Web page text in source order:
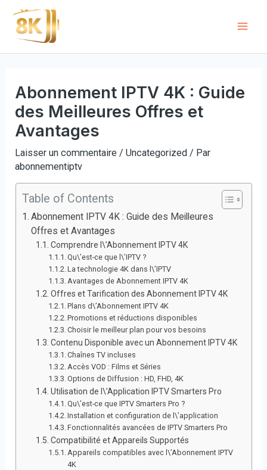
contenu
Abonnement IPTV 4K : Guide
des Meilleures Offres et
Avantages
Laisser un commentaire /Uncategorized / Par
abonnementiptv
Table of Contents
Abonnement IPTV 4K : Guide des Meilleures
Offres et Avantages
Comprendre l\’Abonnement IPTV 4K
Qu\’est-ce que l\’IPTV ?
La technologie 4K dans l\’IPTV
Avantages de Abonnement IPTV 4K
Offres et Tarification des Abonnement IPTV 4K
Plans d\’Abonnement IPTV 4K
Promotions et réductions disponibles
Choisir le meilleur plan pour vos besoins
Contenu Disponible avec un Abonnement IPTV 4K
Chaînes TV incluses
Accès VOD : Films et Séries
Options de Diffusion : HD, FHD, 4K
Utilisation de l\’Application IPTV Smarters Pro
Qu\’est-ce que IPTV Smarters Pro ?
Installation et configuration de l\’application
Fonctionnalités avancées de IPTV Smarters Pro
Compatibilité et Appareils Supportés
Appareils compatibles avec l\’Abonnement IPTV
4K